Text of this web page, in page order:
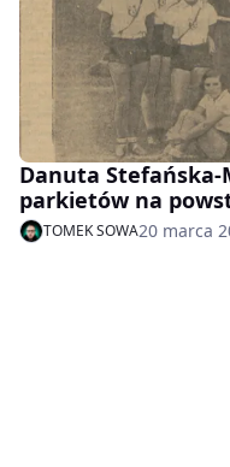
Danuta Stefańska-
parkietów na
TOMEK SOWA20 marca